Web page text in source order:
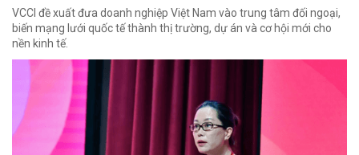
VCCI đề xuất đưa doanh nghiệp Việt Nam vào trung tâm đối ngoại,
biến mạng lưới quốc tế thành thị trường, dự án và cơ hội mới cho
nền kinh tế.